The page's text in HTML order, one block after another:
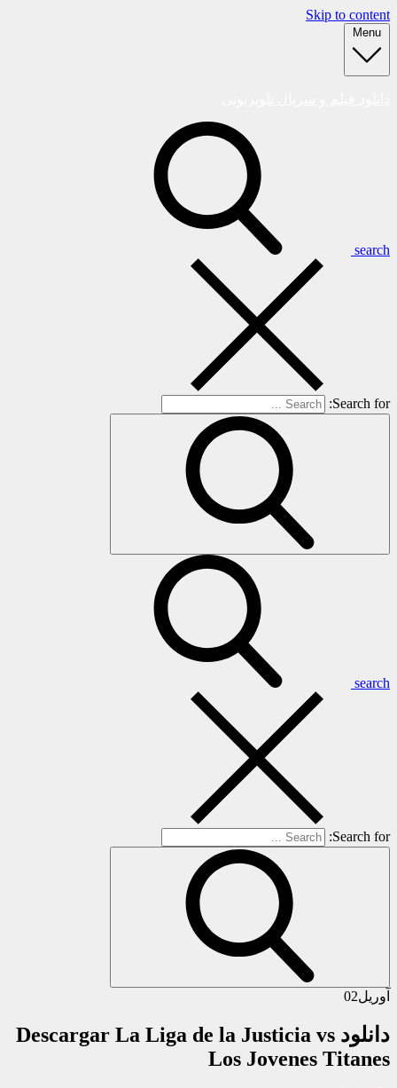
Skip to content
Menu
search
Search for:
search
Search for:
آوریل02
دانلود Descargar La Liga de la Justicia vs
Los Jovenes Titanes